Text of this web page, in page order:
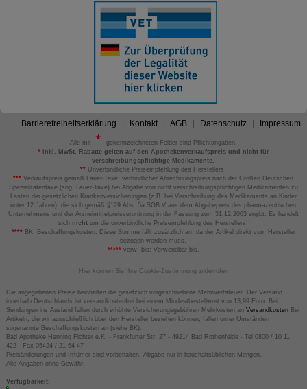
Barrierefreiheitserklärung Kontakt AGB Datenschutz Impressum
Alle mit
gekennzeichneten Felder sind Pflichtangaben.
*inkl. MwSt. Rabatte gelten auf den Apothekenverkaufspreis und nicht für
verschreibungspflichtige Medikamente.
** Unverbindliche Preisempfehlung des Herstellers.
*** Verkaufspreis gemäß Lauer-Taxe; verbindlicher Abrechnungspreis nach der Großen Deutschen
Spezialitätentaxe (sog. Lauer-Taxe) bei Abgabe von nicht verschreibungspflichtigen Medikamenten zu
Lasten der gesetzlichen Krankenversicherungen (z.B. bei Verschreibung des Medikaments an Kinder
unter 12 Jahren), die sich gemäß §129 Abs. 5a SGB V aus dem Abgabepreis des pharmazeutischen
Unternehmens und der Arzneimittelpreisverordnung in der Fassung zum 31.12.2003 ergibt. Es handelt
sich nicht um die unverbindliche Preisempfehlung des Herstellers.
****BK: Beschaffungskosten. Diese Summe fällt zusätzlich an, da der Artikel direkt vom Hersteller
bezogen werden muss.
*****verw. bis: Verwendbar bis.
Hier können Sie Ihre Cookie-Zustimmung widerrufen
Die angegebenen Preise beinhalten die gesetzlich vorgeschriebene Mehrwertsteuer. Der Versand
innerhalb Deutschlands ist versandkostenfrei bei einem Mindestbestellwert von 13,99 Euro. Bei
Sendungen ins Ausland fallen durch erhöhte Versicherungsgebühren Mehrkosten an VersandkostenBei
Artikeln, die wir ausschließlich über den Hersteller beziehen können, fallen unter Umständen
sogenannte Beschaffungskosten an (siehe BK).
Bad Apotheke Henning Fichter e.K. - Frankfurter Str. 27 - 49214 Bad Rothenfelde - Tel 0800 / 10 11
422 - Fax 05424 / 21 64 47
Preisänderungen und Irrtümer sind vorbehalten. Abgabe nur in haushaltsüblichen Mengen.
Alle Angaben ohne Gewähr.
Verfügbarkeit: